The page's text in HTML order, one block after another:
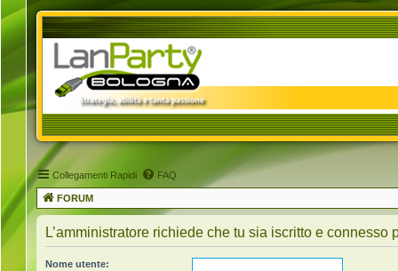
Collegamenti Rapidi FAQ
FORUM
L’amministratore richiede che tu sia iscritto e connesso
Nome utente: